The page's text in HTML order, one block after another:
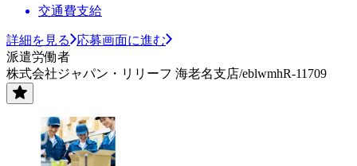
交通費支給
詳細を見る
応募画面に進む
派遣労働者
株式会社ジャパン・リリーフ 海老名支店/eblwmhR-11709